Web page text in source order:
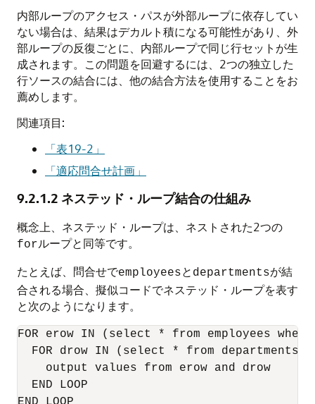
内部ループのアクセス・パスが外部ループに依存してい
ない場合は、結果はデカルト積になる可能性があり、外
部ループの反復ごとに、内部ループで同じ行セットが生
成されます。この問題を回避するには、2つの独立した
行ソースの結合には、他の結合方法を使用することをお
薦めします。
関連項目:
「表19-2」
「適応問合せ計画」
9.2.1.2 ネステッド・ループ結合の仕組み
概念上、ネステッド・ループは、ネストされた2つの
forループと同等です。
たとえば、問合せでemployeesと departmentsが結
合される場合、擬似コードでネステッド・ループを表す
と次のようになります。
FOR erow IN (select * from employees where
FOR drow IN (select * from departments
    output values from erow and drow
  END LOOP